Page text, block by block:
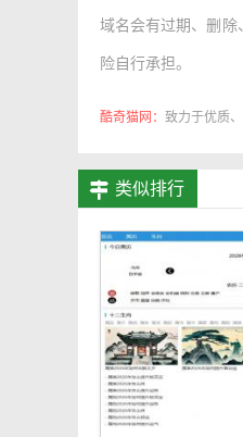
域名会有过期、删除
险自行承担。
酷奇猫网： 致力于优质
类似排行